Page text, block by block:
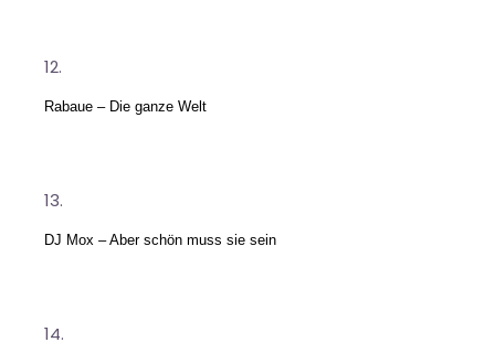
Rabaue – Die ganze Welt
DJ Mox – Aber schön muss sie sein